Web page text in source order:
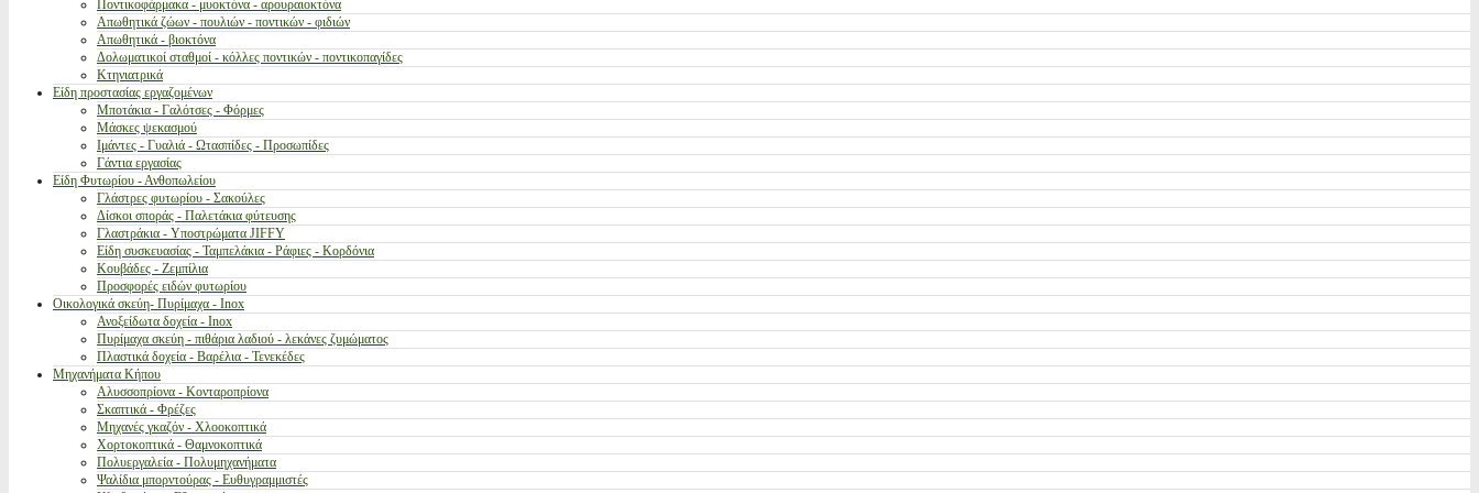
Ποντικοφάρμακα - μυοκτόνα - αρουραιοκτόνα
Απωθητικά ζώων - πουλιών - ποντικών - φιδιών
Απωθητικά - βιοκτόνα
Δολωματικοί σταθμοί - κόλλες ποντικών - ποντικοπαγίδες
Κτηνιατρικά
Είδη προστασίας εργαζομένων
Μποτάκια - Γαλότσες - Φόρμες
Μάσκες ψεκασμού
Ιμάντες - Γυαλιά - Ωτασπίδες - Προσωπίδες
Γάντια εργασίας
Είδη Φυτωρίου - Ανθοπωλείου
Γλάστρες φυτωρίου - Σακούλες
Δίσκοι σποράς - Παλετάκια φύτευσης
Γλαστράκια - Υποστρώματα JIFFY
Είδη συσκευασίας - Ταμπελάκια - Ράφιες - Κορδόνια
Κουβάδες - Ζεμπίλια
Προσφορές ειδών φυτωρίου
Οικολογικά σκεύη- Πυρίμαχα - Inox
Ανοξείδωτα δοχεία - Inox
Πυρίμαχα σκεύη - πιθάρια λαδιού - λεκάνες ζυμώματος
Πλαστικά δοχεία - Βαρέλια - Τενεκέδες
Μηχανήματα Κήπου
Αλυσσοπρίονα - Κονταροπρίονα
Σκαπτικά - Φρέζες
Μηχανές γκαζόν - Χλοοκοπτικά
Χορτοκοπτικά - Θαμνοκοπτικά
Πολυεργαλεία - Πολυμηχανήματα
Ψαλίδια μπορντούρας - Ευθυγραμμιστές